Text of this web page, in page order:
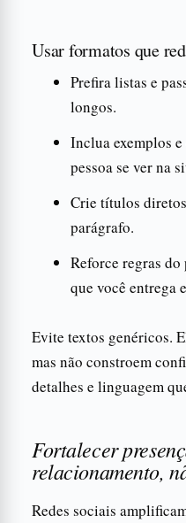
Usar formatos que
Prefira listas e
longos.
Inclua exemplos
pessoa se ver na
Crie títulos
parágrafo.
Reforce regras do
que você entrega
Evite textos genéricos.
mas não constroem
detalhes e linguagem
Fortalecer
relacionamento,
Redes sociais